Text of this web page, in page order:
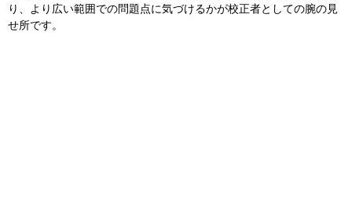
り、より広い範囲での問題点に気づけるかが校正者としての腕の見
せ所です。